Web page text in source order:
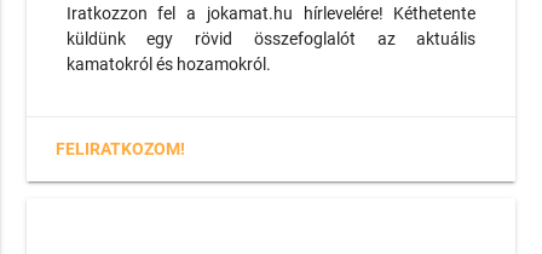
Iratkozzon fel a jokamat.hu hírlevelére! Kéthetente
küldünk egy rövid összefoglalót az aktuális
kamatokról és hozamokról.
FELIRATKOZOM!